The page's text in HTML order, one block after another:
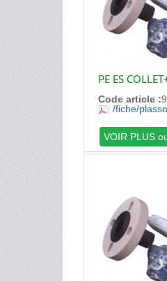
PE ES
Code article :
/fiche/
VOIR PLUS